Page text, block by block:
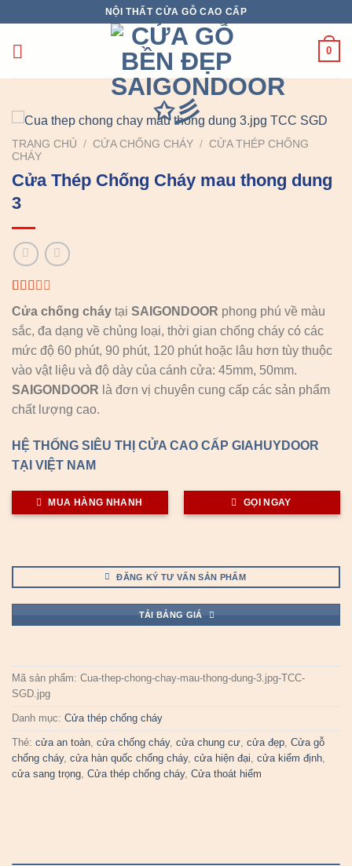
nội
NỘI THẤT CỬA GỖ CAO CẤP
0
TRANG CHỦ / CỬA CHỐNG CHÁY / CỬA THÉP CHỐNG
CHÁY
Cửa Thép Chống Cháy mau thong dung
3
2.00
trên
5
dựa
trên
1
đánh
Cửa chống cháy tại SAIGONDOOR phong phú về màu
sắc, đa dạng về chủng loại, thời gian chống cháy có các
mức độ 60 phút, 90 phút, 120 phút hoặc lâu hơn tùy thuộc
vào vật liệu và độ dày của cánh cửa: 45mm, 50mm.
SAIGONDOOR là đơn vị chuyên cung cấp các sản phẩm
chất lượng cao.
HỆ THỐNG SIÊU THỊ CỬA CAO CẤP GIAHUYDOOR
TẠI VIỆT NAM
MUA HÀNG NHANH GỌI NGAY
ĐĂNG KÝ TƯ VẤN SẢN PHẨM
TẢI BẢNG GIÁ
Mã sản phẩm: Cua-thep-chong-chay-mau-thong-dung-3.jpg-TCC-
SGD.jpg
Danh mục: Cửa thép chống cháy
Thẻ: cửa an toàn, cửa chống cháy, cửa chung cư, cửa đẹp, Cửa gỗ
chống cháy, cửa hàn quốc chống cháy, cửa hiện đại, cửa kiểm định,
cửa sang trọng, Cửa thép chống cháy, Cửa thoát hiểm